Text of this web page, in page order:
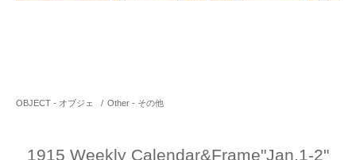
OBJECT - オブジェ / Other - その他
1915 Weekly Calendar&Frame"Jan.1-2"